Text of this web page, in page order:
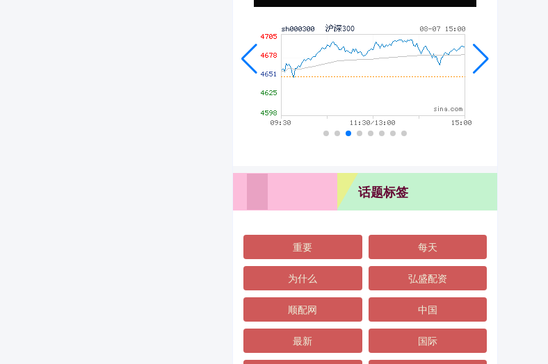
话题标签
重要 每天
为什么 弘盛配资
顺配网 中国
最新 国际